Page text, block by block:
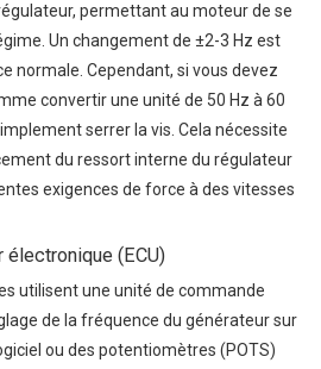
permettant au moteur de se
Un changement de ±2-3 Hz est
normale. Cependant, si vous devez
convertir une unité de 50 Hz à 60
serrer la vis. Cela nécessite
du ressort interne du régulateur
exigences de force à des vitesses
électronique (ECU)
utilisent une unité de commande
de la fréquence du générateursur
ou des potentiomètres (POTS)